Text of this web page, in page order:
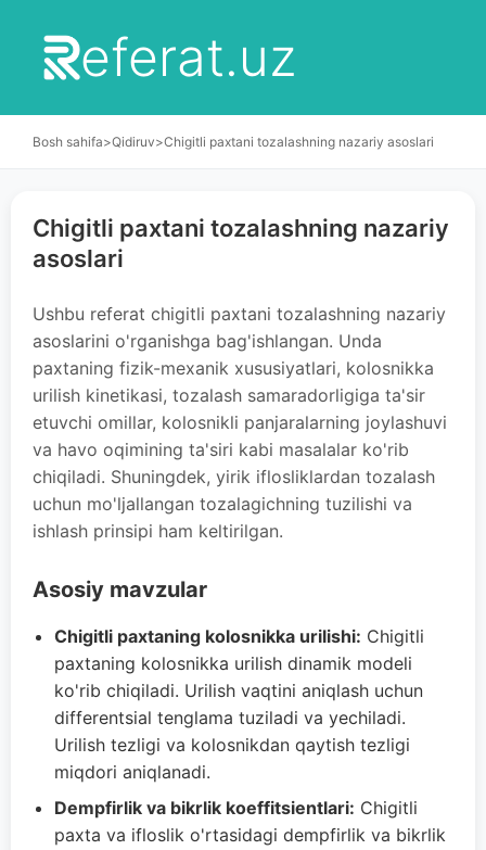
eferat.uz
Bosh sahifa>Qidiruv>Chigitli paxtani tozalashning nazariy asoslari
Chigitli paxtani tozalashning nazariy
asoslari
Ushbu referat chigitli paxtani tozalashning nazariy
asoslarini o'rganishga bag'ishlangan. Unda
paxtaning fizik-mexanik xususiyatlari, kolosnikka
urilish kinetikasi, tozalash samaradorligiga ta'sir
etuvchi omillar, kolosnikli panjaralarning joylashuvi
va havo oqimining ta'siri kabi masalalar ko'rib
chiqiladi. Shuningdek, yirik iflosliklardan tozalash
uchun mo'ljallangan tozalagichning tuzilishi va
ishlash prinsipi ham keltirilgan.
Asosiy mavzular
Chigitli paxtaning kolosnikka urilishi: Chigitli
paxtaning kolosnikka urilish dinamik modeli
ko'rib chiqiladi. Urilish vaqtini aniqlash uchun
differentsial tenglama tuziladi va yechiladi.
Urilish tezligi va kolosnikdan qaytish tezligi
miqdori aniqlanadi.
Dempfirlik va bikrlik koeffitsientlari: Chigitli
paxta va ifloslik o'rtasidagi dempfirlik va bikrlik